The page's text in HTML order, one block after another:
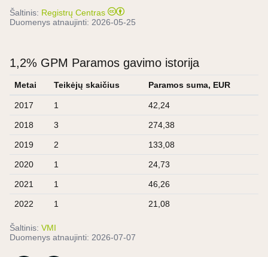
Šaltinis: Registrų Centras
Duomenys atnaujinti: 2026-05-25
1,2% GPM Paramos gavimo istorija
Metai Teikėjų skaičius Paramos suma, EUR
2017 1 42,24
2018 3 274,38
2019 2 133,08
2020 1 24,73
2021 1 46,26
2022 1 21,08
Šaltinis: VMI
Duomenys atnaujinti: 2026-07-07